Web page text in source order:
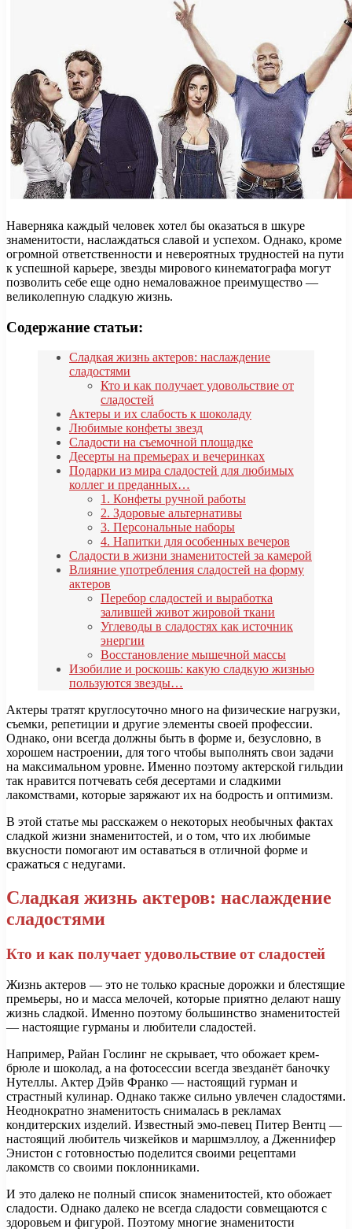
Наверняка каждый человек хотел бы оказаться в шкуре
знаменитости, наслаждаться славой и успехом. Однако, кроме
огромной ответственности и невероятных трудностей на пути
к успешной карьере, звезды мирового кинематографа могут
позволить себе еще одно немаловажное преимущество —
великолепную сладкую жизнь.
Содержание статьи:
Сладкая жизнь актеров: наслаждение
сладостями
Кто и как получает удовольствие от
сладостей
Актеры и их слабость к шоколаду
Любимые конфеты звезд
Сладости на съемочной площадке
Десерты на премьерах и вечеринках
Подарки из мира сладостей для любимых
коллег и преданных…
1. Конфеты ручной работы
2. Здоровые альтернативы
3. Персональные наборы
4. Напитки для особенных вечеров
Сладости в жизни знаменитостей за камерой
Влияние употребления сладостей на форму
актеров
Перебор сладостей и выработка
залившей живот жировой ткани
Углеводы в сладостях как источник
энергии
Восстановление мышечной массы
Изобилие и роскошь: какую сладкую жизнью
пользуются звезды…
Актеры тратят круглосуточно много на физические нагрузки,
съемки, репетиции и другие элементы своей профессии.
Однако, они всегда должны быть в форме и, безусловно, в
хорошем настроении, для того чтобы выполнять свои задачи
на максимальном уровне. Именно поэтому актерской гильдии
так нравится потчевать себя десертами и сладкими
лакомствами, которые заряжают их на бодрость и оптимизм.
В этой статье мы расскажем о некоторых необычных фактах
сладкой жизни знаменитостей, и о том, что их любимые
вкусности помогают им оставаться в отличной форме и
сражаться с недугами.
Сладкая жизнь актеров: наслаждение
сладостями
Кто и как получает удовольствие от сладостей
Жизнь актеров — это не только красные дорожки и блестящие
премьеры, но и масса мелочей, которые приятно делают нашу
жизнь сладкой. Именно поэтому большинство знаменитостей
— настоящие гурманы и любители сладостей.
Например, Райан Гослинг не скрывает, что обожает крем-
брюле и шоколад, а на фотосессии всегда звезданёт баночку
Нутеллы. Актер Дэйв Франко — настоящий гурман и
страстный кулинар. Однако также сильно увлечен сладостями.
Неоднократно знаменитость снималась в рекламах
кондитерских изделий. Известный эмо-певец Питер Вентц —
настоящий любитель чизкейков и маршмэллоу, а Дженнифер
Энистон с готовностью поделится своими рецептами
лакомств со своими поклонниками.
И это далеко не полный список знаменитостей, кто обожает
сладости. Однако далеко не всегда сладости совмещаются с
здоровьем и фигурой. Поэтому многие знаменитости